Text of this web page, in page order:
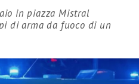
in piazza Mistral
di arma da fuoco di un